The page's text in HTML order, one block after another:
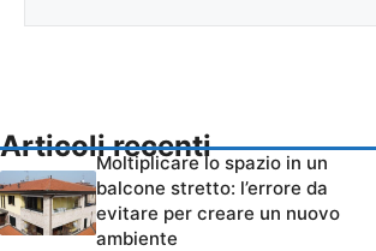
Articoli recenti
Moltiplicare lo spazio in un
balcone stretto: l’errore da
evitare per creare un nuovo
ambiente